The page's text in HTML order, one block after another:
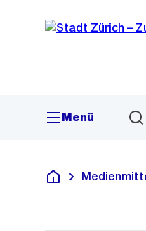
Navigation
Sprunglink
Menü
Deutsch